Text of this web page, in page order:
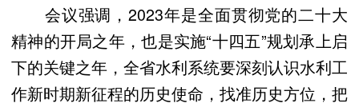
会议强调，2023年是全面贯彻党的二十大
精神的开局之年，也是实施“十四五”规划承上启
下的关键之年，全省水利系统要深刻认识水利工
作新时期新征程的历史使命，找准历史方位，把